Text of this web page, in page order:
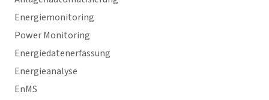
Energiemonitoring
Power Monitoring
Energiedatenerfassung
Energieanalyse
EnMS